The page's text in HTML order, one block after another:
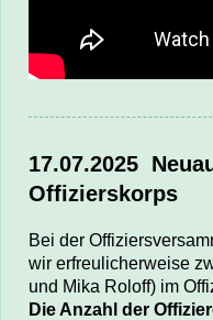
17.07.2025
Offizierskorps
Bei der
wir erfreulicherweise
und Mika Roloff) im
Die Anzahl der